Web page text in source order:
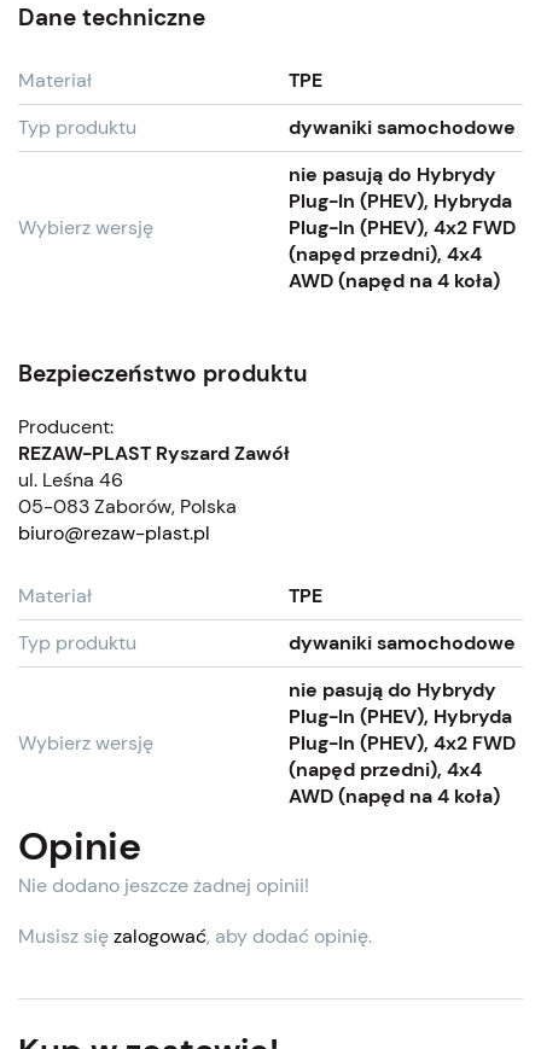
Dane techniczne
Materiał
TPE
Typ produktu
dywaniki samochodowe
Wybierz wersję
nie pasują do Hybrydy
Plug-In (PHEV), Hybryda
Plug-In (PHEV), 4x2 FWD
(napęd przedni), 4x4
AWD (napęd na 4 koła)
Bezpieczeństwo produktu
Producent:
REZAW-PLAST Ryszard Zawół
ul. Leśna 46
05-083 Zaborów, Polska
biuro@rezaw-plast.pl
Materiał
TPE
Typ produktu
dywaniki samochodowe
Wybierz wersję
nie pasują do Hybrydy
Plug-In (PHEV), Hybryda
Plug-In (PHEV), 4x2 FWD
(napęd przedni), 4x4
AWD (napęd na 4 koła)
Opinie
Nie dodano jeszcze żadnej opinii!
Musisz sięzalogować, aby dodać opinię.